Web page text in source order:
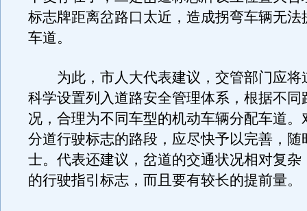
标志牌距离岔路口太近，造成拐弯车辆无法
车道。
为此，市人大代表建议，交管部门应将
科学设置列入道路安全管理体系，根据不同
况，合理为不同车型的机动车辆分配车道。
分道行驶标志的路段，应尽快予以完善，随
士。代表还建议，岔道的交通状况相对复杂
的行驶指引标志，而且要有较长的提前量。